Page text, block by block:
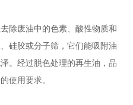
除废油中的色素、酸性物质和
硅胶或分子筛，它们能吸附油
。经过脱色处理的再生油，品
使用要求。